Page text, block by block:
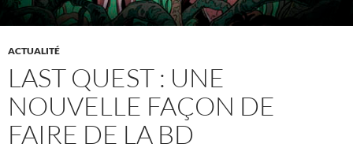
ACTUALITÉ
LAST QUEST : UNE
NOUVELLE FAÇON DE
FAIRE DE LA BD